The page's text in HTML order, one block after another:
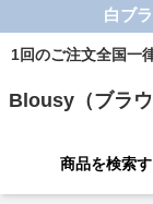
白ブ
1回のご注文全国一
Blousy（ブラウ
商品を検索